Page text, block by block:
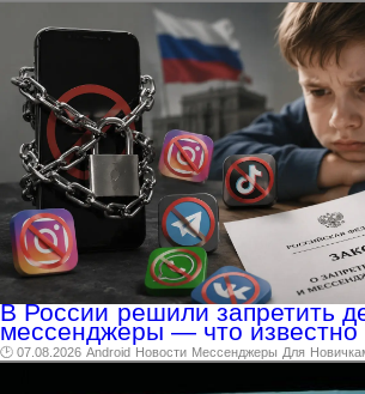
В России решили запретить
мессенджеры — что известно
🕑 07.08.2026 Android Новости Мессенджеры Для